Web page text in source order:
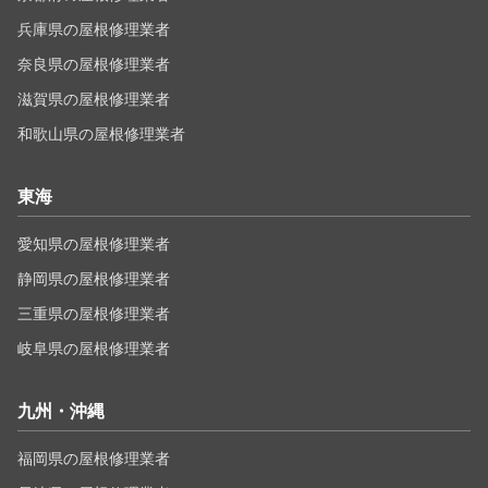
兵庫県の屋根修理業者
奈良県の屋根修理業者
滋賀県の屋根修理業者
和歌山県の屋根修理業者
東海
愛知県の屋根修理業者
静岡県の屋根修理業者
三重県の屋根修理業者
岐阜県の屋根修理業者
九州・沖縄
福岡県の屋根修理業者